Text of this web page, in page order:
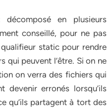
décomposé en plusieurs
conseillé, pour ne pas
static pour rendre
qui peuvent l’être. Si on ne
on verra des fichiers qui
devenir erronés lorsqu’ils
qu’ils partagent à tort des